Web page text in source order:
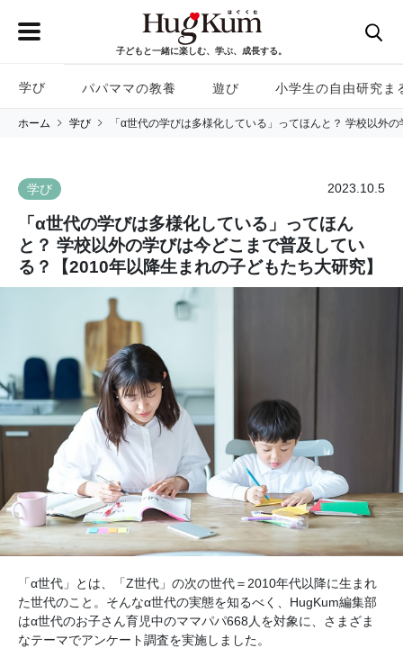
子どもと一緒に楽しむ、学ぶ、成長する。
学び パパママの教養 遊び 小学生の自由研究ま
ホーム 学び 「α世代の学びは多様化している」ってほんと？ 学校以外
学び 2023.10.5
「α世代の学びは多様化している」ってほん
と？ 学校以外の学びは今どこまで普及してい
る？【2010年以降生まれの子どもたち大研究】
「α世代」とは、「Z世代」の次の世代＝2010年代以降に生まれ
た世代のこと。そんなα世代の実態を知るべく、HugKum編集部
はα世代のお子さん育児中のママパパ668人を対象に、さまざま
なテーマでアンケート調査を実施しました。